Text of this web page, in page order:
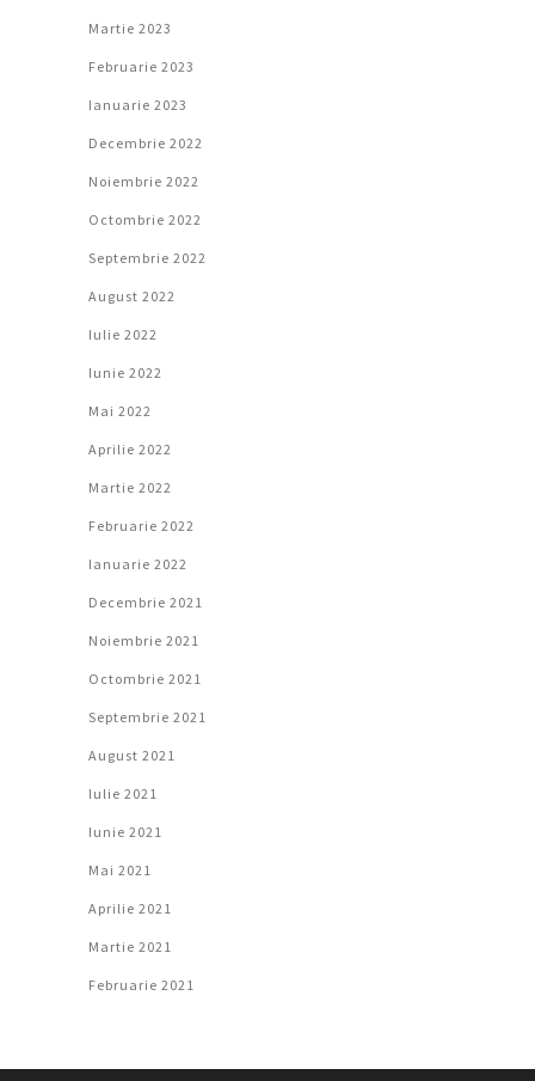
Martie 2023
Februarie 2023
Ianuarie 2023
Decembrie 2022
Noiembrie 2022
Octombrie 2022
Septembrie 2022
August 2022
Iulie 2022
Iunie 2022
Mai 2022
Aprilie 2022
Martie 2022
Februarie 2022
Ianuarie 2022
Decembrie 2021
Noiembrie 2021
Octombrie 2021
Septembrie 2021
August 2021
Iulie 2021
Iunie 2021
Mai 2021
Aprilie 2021
Martie 2021
Februarie 2021